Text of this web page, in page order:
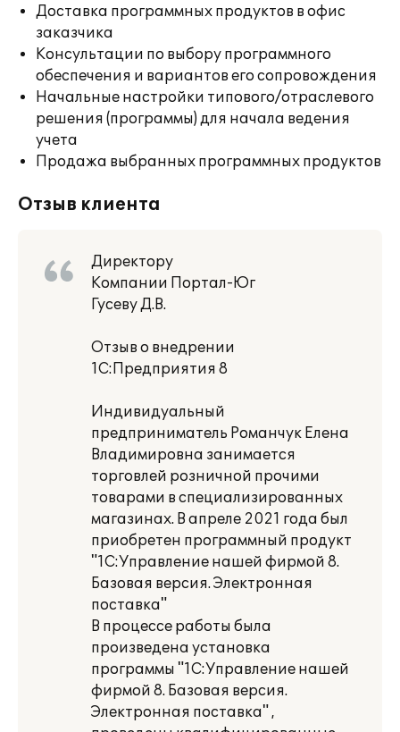
Доставка программных продуктов в офис
заказчика
Консультации по выбору программного
обеспечения и вариантов его сопровождения
Начальные настройки типового/отраслевого
решения (программы) для начала ведения
учета
Продажа выбранных программных продуктов
Отзыв клиента
Директору
Компании Портал-Юг
Гусеву Д.В.
Отзыв о внедрении
1С:Предприятия 8
Индивидуальный
предприниматель Романчук Елена
Владимировна занимается
торговлей розничной прочими
товарами в специализированных
магазинах. В апреле 2021 года был
приобретен программный продукт
"1С:Управление нашей фирмой 8.
Базовая версия. Электронная
поставка"
В процессе работы была
произведена установка
программы "1С:Управление нашей
фирмой 8. Базовая версия.
Электронная поставка" ,